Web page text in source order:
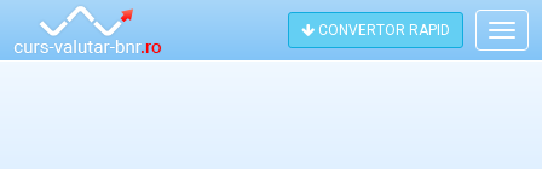
CONVERTOR RAPID